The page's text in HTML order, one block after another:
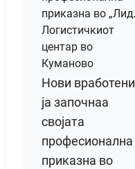
Нови вработени
ја започнаа
својата
професионална
приказна во